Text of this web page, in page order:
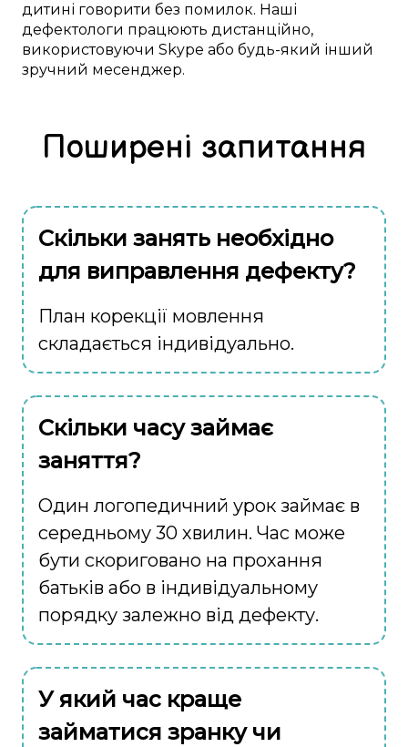
дитині говорити без помилок. Наші
дефектологи працюють дистанційно,
використовуючи Skype або будь-який інший
зручний месенджер.
Поширені запитання
Скільки занять необхідно
для виправлення дефекту?
План корекції мовлення
складається індивідуально.
Скільки часу займає
заняття?
Один логопедичний урок займає в
середньому 30 хвилин. Час може
бути скориговано на прохання
батьків або в індивідуальному
порядку залежно від дефекту.
У який час краще
займатися зранку чи